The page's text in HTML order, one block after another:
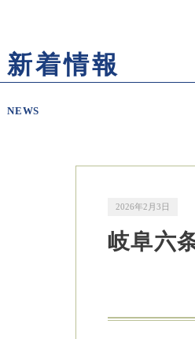
新着情報
NEWS
2026年2月3日
岐阜六